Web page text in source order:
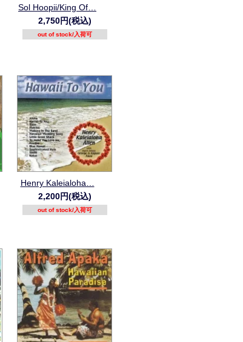
Sol Hoopii/King Of…
2,750円(税込)
out of stock/入荷可
Henry Kaleialoha…
2,200円(税込)
out of stock/入荷可